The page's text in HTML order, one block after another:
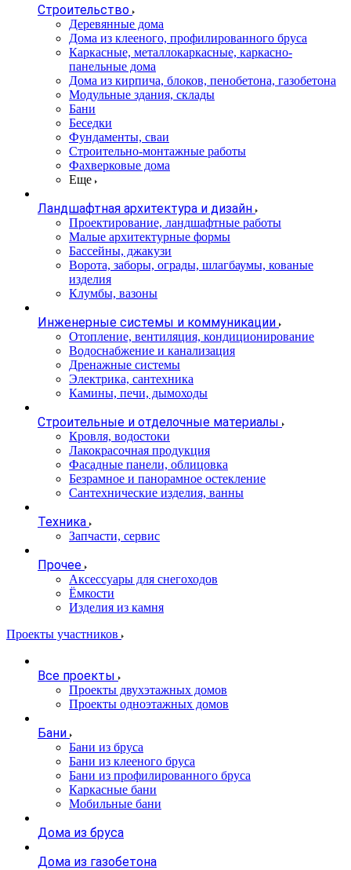
Строительство
Деревянные дома
Дома из клееного, профилированного бруса
Каркасные, металлокаркасные, каркасно-
панельные дома
Дома из кирпича, блоков, пенобетона, газобетона
Модульные здания, склады
Бани
Беседки
Фундаменты, сваи
Строительно-монтажные работы
Фахверковые дома
Еще
Ландшафтная архитектура и дизайн
Проектирование, ландшафтные работы
Малые архитектурные формы
Бассейны, джакузи
Ворота, заборы, ограды, шлагбаумы, кованые
изделия
Клумбы, вазоны
Инженерные системы и коммуникации
Отопление, вентиляция, кондиционирование
Водоснабжение и канализация
Дренажные системы
Электрика, сантехника
Камины, печи, дымоходы
Строительные и отделочные материалы
Кровля, водостоки
Лакокрасочная продукция
Фасадные панели, облицовка
Безрамное и панорамное остекление
Сантехнические изделия, ванны
Техника
Запчасти, сервис
Прочее
Аксессуары для снегоходов
Ёмкости
Изделия из камня
Проекты участников
Все проекты
Проекты двухэтажных домов
Проекты одноэтажных домов
Бани
Бани из бруса
Бани из клееного бруса
Бани из профилированного бруса
Каркасные бани
Мобильные бани
Дома из бруса
Дома из газобетона